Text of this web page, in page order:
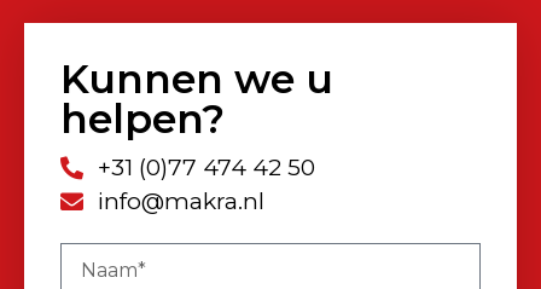
Kunnen we u
helpen?
+31 (0)77 474 42 50
info@makra.nl